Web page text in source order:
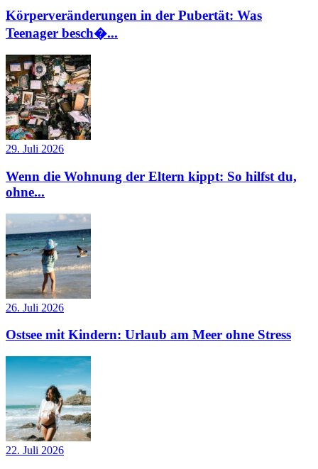
Körperveränderungen in der Pubertät: Was
Teenager besch�...
29. Juli 2026
Wenn die Wohnung der Eltern kippt: So hilfst du,
ohne...
26. Juli 2026
Ostsee mit Kindern: Urlaub am Meer ohne Stress
22. Juli 2026